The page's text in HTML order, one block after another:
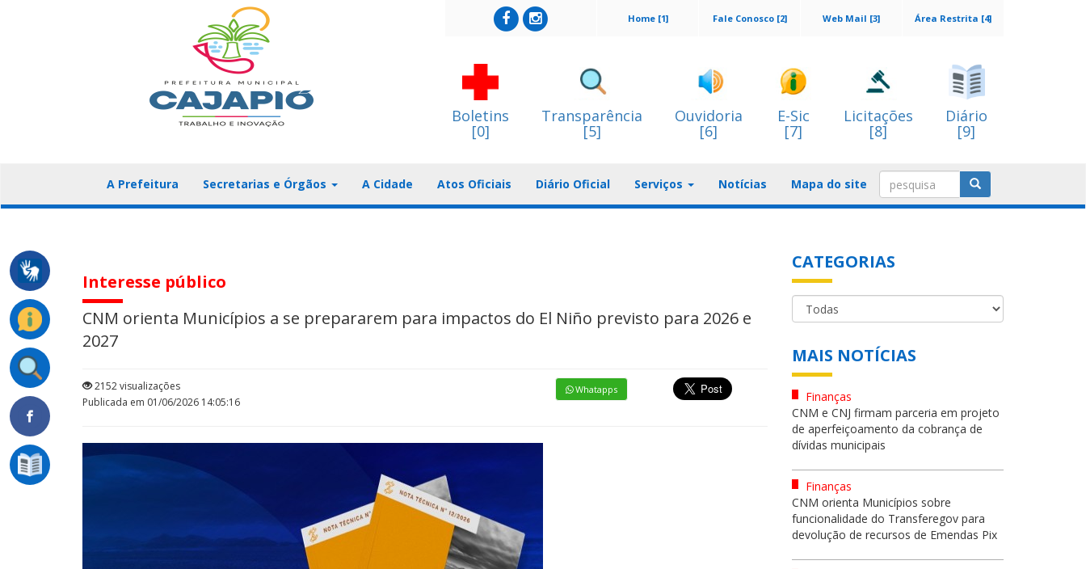
Área Restrita [4]
Web Mail [3]
Fale Conosco [2]
Home [1]
Boletins
[0]
Transparência
[5]
Ouvidoria
[6]
E-Sic
[7]
Licitações
[8]
Diário
[9]
A Prefeitura Secretarias e Órgãos A Cidade Atos Oficiais Diário Oficial Serviços Notícias Mapa do site
Interesse público
CNM orienta Municípios a se prepararem para impactos do El Niño previsto para 2026 e
2027
2152 visualizações
Publicada em 01/06/2026 14:05:16
Whatapps
CATEGORIAS
MAIS NOTÍCIAS
Finanças
CNM e CNJ firmam parceria em projeto
de aperfeiçoamento da cobrança de
dívidas municipais
Finanças
CNM orienta Municípios sobre
funcionalidade do Transferegov para
devolução de recursos de Emendas Pix